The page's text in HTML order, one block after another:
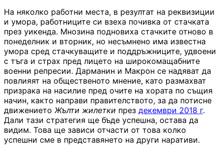
На няколко работни места, в резултат на реквизиции
и умора, работниците си взеха почивка от стачката
през уикенда. Мнозина подновиха стачките отново в
понеделник и вторник, но несъмнено има известна
умора сред стачкуващите и поддръжниците, удвоени
с тъга и страх пред лицето на широкомащабните
военни репресии. Дарманин и Макрон се надяват да
повлияят на общественото мнение, като размахват
призрака на насилие пред очите на хората по същия
начин, както направи правителството, за да потисне
движението Жълти жилетки през декември 2018 г.
Дали тази стратегия ще бъде успешна, остава да
видим. Това ще зависи отчасти от това колко
успешни сме в представянето на други наративи.